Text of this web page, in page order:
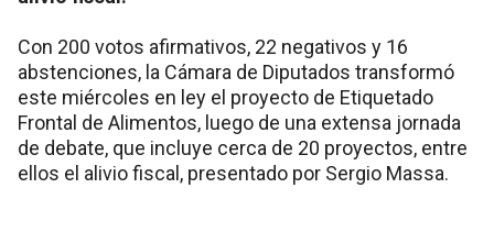
Con 200 votos afirmativos, 22 negativos y 16
abstenciones, la Cámara de Diputados transformó
este miércoles en ley el proyecto de Etiquetado
Frontal de Alimentos, luego de una extensa jornada
de debate, que incluye cerca de 20 proyectos, entre
ellos el alivio fiscal, presentado por Sergio Massa.